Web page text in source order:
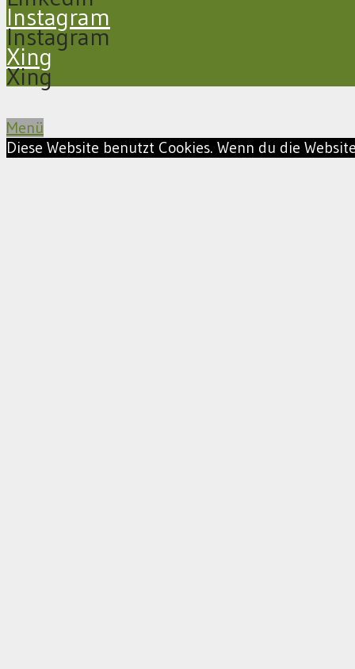
Instagram
Instagram
Xing
Xing
Menü
Diese Website benutzt Cookies. Wenn du die